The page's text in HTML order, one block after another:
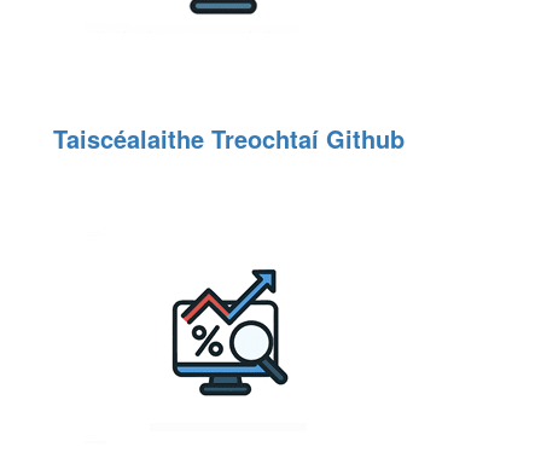
Taiscéalaithe Treochtaí Github